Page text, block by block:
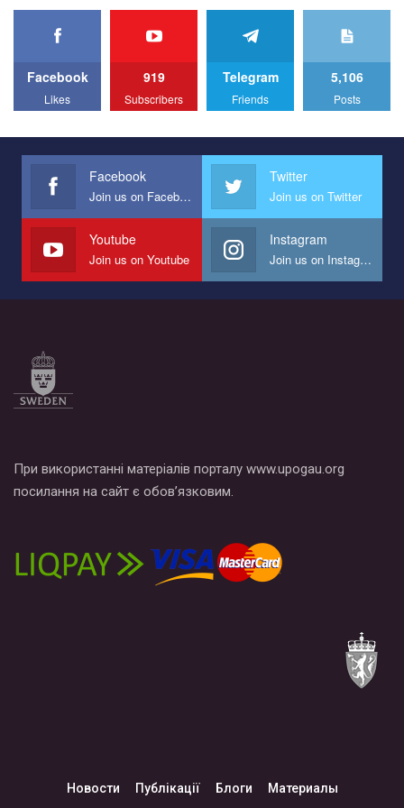
We appeal to your support and ask to help us implement our plan
All you have to do is to press "Like" below the video.
Эмоционально сильный ролик от команды "Гей-альянс
представляющий программу развития организации.
Мы просим вас поддержать нас и помочь нам реализовать
наш план по борьбе с насилием и дискриминацией на почве
СОГИ в Украине.
Все, что вам нужно сделать - это зайти на наш канал YouTube
по этой ссылке и поставить лайк под видео.
Facebook
Likes
919
Subscribers
Telegram
Friends
5,106
Posts
Facebook
Join us on Facebook
Twitter
Join us on Twitter
Youtube
Join us on Youtube
Instagram
Join us on Instagram
При використанні матеріалів порталу www.upogau.org
посилання на сайт є обов’язковим.
Новости Публікації Блоги
Материалы